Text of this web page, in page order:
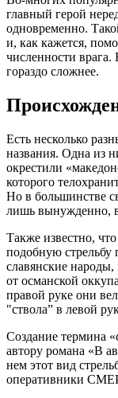
главный герой
одновременно.
и, как кажется,
численности врага.
гораздо сложнее.
Есть несколько
названия. Одна из
окрестили
которого
Но в большинстве
лишь вынужденно, в
Также известно,
подобную
славянские народы,
от османской
правой руке они
"ствола” в левой
Создание термина
автору романа «В
нем этот вид
оперативники